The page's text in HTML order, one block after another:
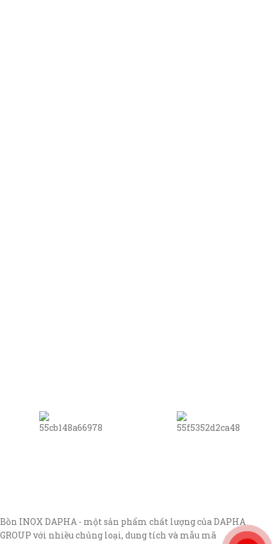
Bồn INOX DAPHA - một sản phẩm chất lượng của DAPHA
GROUP với nhiều chủng loại, dung tích và mẫu mã